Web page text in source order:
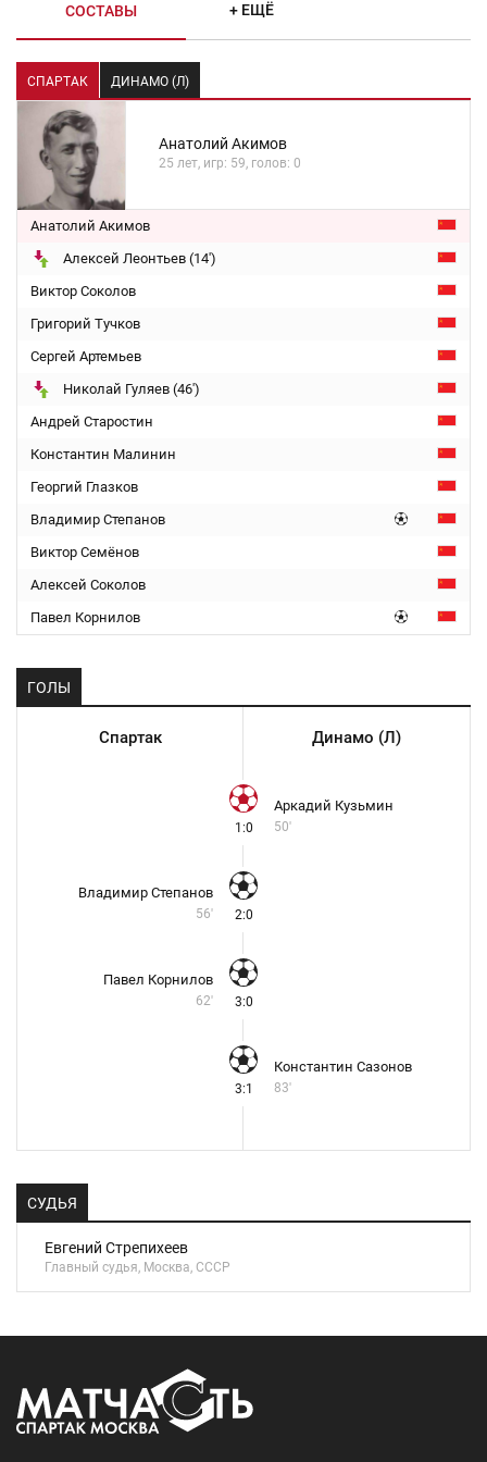
СОСТАВЫ + ЕЩЁ
СПАРТАК ДИНАМО (Л)
Анатолий Акимов
25 лет, игр: 59, голов: 0
Анатолий Акимов
Алексей Леонтьев (14')
Виктор Соколов
Григорий Тучков
Сергей Артемьев
Николай Гуляев (46')
Андрей Старостин
Константин Малинин
Георгий Глазков
Владимир Степанов
Виктор Семёнов
Алексей Соколов
Павел Корнилов
ГОЛЫ
Спартак Динамо (Л)
1:0
Аркадий Кузьмин
50'
Владимир Степанов
56' 2:0
Павел Корнилов
62' 3:0
3:1
Константин Сазонов
83'
СУДЬЯ
Евгений Стрепихеев
Главный судья, Москва, СССР